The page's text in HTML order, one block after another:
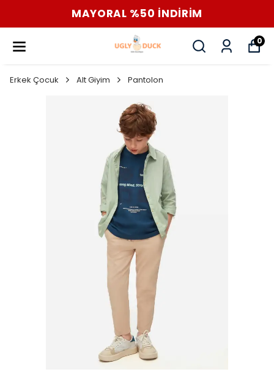
MAYORAL %50 İNDİRİM
0
Erkek Çocuk Alt Giyim Pantolon